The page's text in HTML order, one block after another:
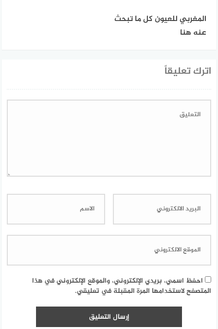
المغربي للعيون كل ما تبحث
عنه هنا
اترك تعليقاً
احفظ اسمي، بريدي الإلكتروني، والموقع الإلكتروني في هذا
المتصفح لاستخدامها المرة المقبلة في تعليقي.